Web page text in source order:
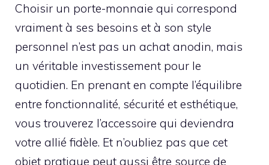
Choisir un porte-monnaie qui correspond
vraiment à ses besoins et à son style
personnel n’est pas un achat anodin, mais
un véritable investissement pour le
quotidien. En prenant en compte l’équilibre
entre fonctionnalité, sécurité et esthétique,
vous trouverez l’accessoire qui deviendra
votre allié fidèle. Et n’oubliez pas que cet
objet pratique peut aussi être source de